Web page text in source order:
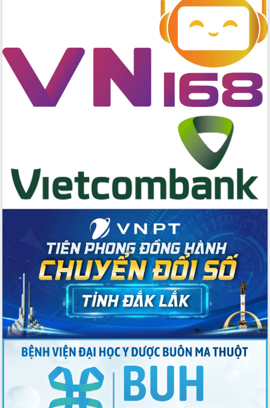
liệu và Bản đồ số
Tập huấn ứng dụng trí tuệ nhân tạo (AI)
trong thương mại điện tử năm 2026
Đoàn đại biểu Quốc hội tỉnh Đắk Lắk
trao đổi thông tin trước Kỳ họp thứ
tỉnh thông qua hiện đại hóa hành chính
Xã Ea Phê gắn cải cách hành chính với
chuyển đổi số
Phó Chủ tịch Thường trực UBND tỉnh
Hồ Thị Nguyên Thảo làm việc tại Trung
tâm Phục vụ hành chính công xã Ea
Xây dựng nền hành chính số đồng
hành cùng nông dân dân, doanh nghiệp
Giai đoạn 2026-2030, Đắk Lắk phấn
đấu có 77% xã đạt chuẩn nông thôn
mới
Chuyển đổi số 'mở đường' cho nông
nghiệp Đắk Lắk tăng trưởng bứt phá
Triển khai đồng bộ đo đạc, lập hồ sơ
địa chính, hoàn thiện cơ sở dữ liệu đất
Ứng dụng sinh trắc học - Bước tiến